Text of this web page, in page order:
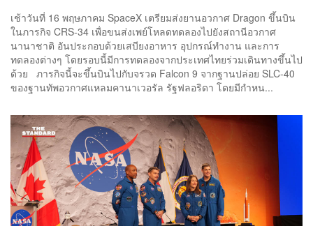
เช้าวันที่ 16 พฤษภาคม SpaceX เตรียมส่งยานอวกาศ Dragon ขึ้นบิน
ในภารกิจ CRS-34 เพื่อขนส่งเพย์โหลดทดลองไปยังสถานีอวกาศ
นานาชาติ อันประกอบด้วยเสบียงอาหาร อุปกรณ์ทำงาน และการ
ทดลองต่างๆ โดยรอบนี้มีการทดลองจากประเทศไทยร่วมเดินทางขึ้นไป
ด้วย ภารกิจนี้จะขึ้นบินไปกับจรวด Falcon 9 จากฐานปล่อย SLC-40
ของฐานทัพอวกาศแหลมคานาเวอรัล รัฐฟลอริดา โดยมีกำหน...